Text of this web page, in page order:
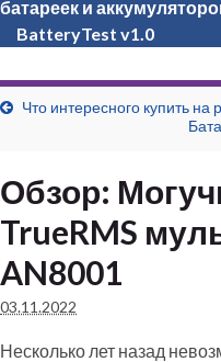
батареек и
BatteryTest v1.0
Что интересного купить
Обзор:
TrueRMS
AN8001
03.11.2022
Несколько лет назад